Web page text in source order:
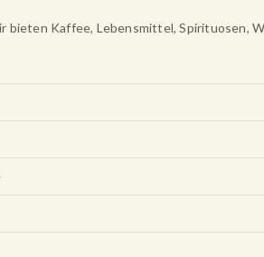
bieten Kaffee, Lebensmittel, Spirituosen,